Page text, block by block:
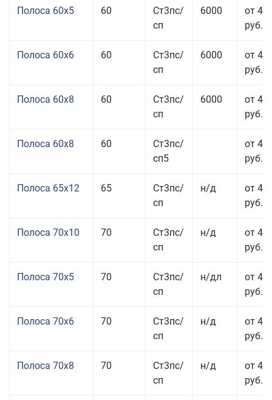
Полоса 60x5 60
Ст3пс/
сп
6000
от 43
руб.
Полоса 60x6 60
Ст3пс/
сп
6000
от 42
руб.
Полоса 60x8 60
Ст3пс/
сп
6000
от 42
руб.
Полоса 60x8 60
Ст3пс/
сп5
от 42
руб.
Полоса 65x12 65
Ст3пс/
сп
н/д
от 42
руб.
Полоса 70x10 70
Ст3пс/
сп
н/д
от 42
руб.
Полоса 70x5 70
Ст3пс/
сп
н/дл
от 43
руб.
Полоса 70x6 70
Ст3пс/
сп
н/д
от 42
руб.
Полоса 70x8 70
Ст3пс/
сп
н/д
от 43
руб.